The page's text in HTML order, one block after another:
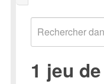
1 jeu